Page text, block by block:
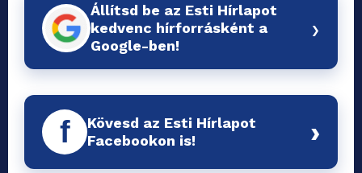
Állítsd be az Esti Hírlapot
kedvenc hírforrásként a
Google-ben!
›
f
Kövesd az Esti Hírlapot
Facebookon is!
›